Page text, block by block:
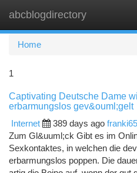
abcblogdirectory
Home
1
Captivating Deutsche Dame
erbarmungslos gev&ouml;gelt
Internet
389 days ago
Zum Gl&uuml;ck Gibt es im
Sexkontaktes, in welchen die
erbarmungslos poppen. Die